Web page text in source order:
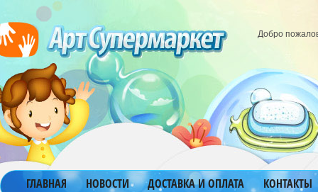
Добро
ГЛАВНАЯ НОВОСТИ ДОСТАВКА И ОПЛАТА
КОНТАКТЫ